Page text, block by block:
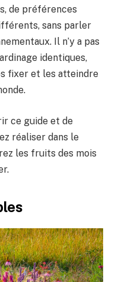
de préférences
sans parler
Il n’y a pas
identiques,
fixer et les atteindre
ce guide et de
réaliser dans le
les fruits des mois